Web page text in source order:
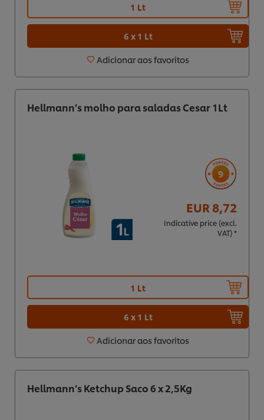
1 Lt
6 x 1 Lt
Adicionar aos favoritos
Hellmann’s molho para saladas Cesar 1Lt
9
Indicative price (excl.
VAT) *
EUR 8,72
1 Lt
6 x 1 Lt
Adicionar aos favoritos
Hellmann’s Ketchup Saco 6 x 2,5Kg